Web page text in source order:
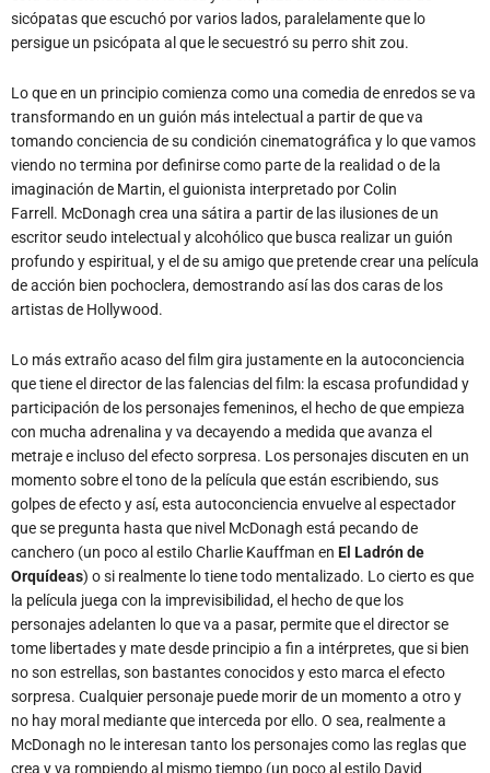
sicópatas que escuchó por varios lados, paralelamente que lo
persigue un psicópata al que le secuestró su perro shit zou.
Lo que en un principio comienza como una comedia de enredos se va
transformando en un guión más intelectual a partir de que va
tomando conciencia de su condición cinematográfica y lo que vamos
viendo no termina por definirse como parte de la realidad o de la
imaginación de Martin, el guionista interpretado por Colin
Farrell. McDonagh crea una sátira a partir de las ilusiones de un
escritor seudo intelectual y alcohólico que busca realizar un guión
profundo y espiritual, y el de su amigo que pretende crear una película
de acción bien pochoclera, demostrando así las dos caras de los
artistas de Hollywood.
Lo más extraño acaso del film gira justamente en la autoconciencia
que tiene el director de las falencias del film: la escasa profundidad y
participación de los personajes femeninos, el hecho de que empieza
con mucha adrenalina y va decayendo a medida que avanza el
metraje e incluso del efecto sorpresa. Los personajes discuten en un
momento sobre el tono de la película que están escribiendo, sus
golpes de efecto y así, esta autoconciencia envuelve al espectador
que se pregunta hasta que nivel McDonagh está pecando de
canchero (un poco al estilo Charlie Kauffman en El Ladrón de
Orquídeas) o si realmente lo tiene todo mentalizado. Lo cierto es que
la película juega con la imprevisibilidad, el hecho de que los
personajes adelanten lo que va a pasar, permite que el director se
tome libertades y mate desde principio a fin a intérpretes, que si bien
no son estrellas, son bastantes conocidos y esto marca el efecto
sorpresa. Cualquier personaje puede morir de un momento a otro y
no hay moral mediante que interceda por ello. O sea, realmente a
McDonagh no le interesan tanto los personajes como las reglas que
crea y va rompiendo al mismo tiempo (un poco al estilo David